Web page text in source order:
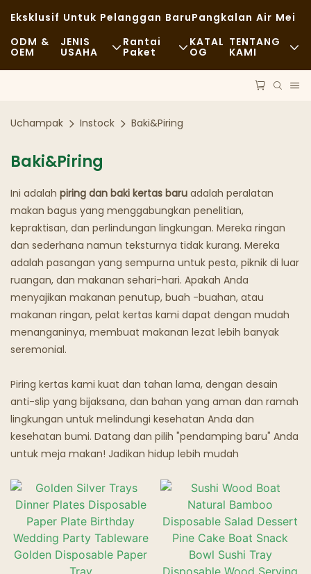
Eksklusif Untuk Pelanggan BaruPangkalan Air Mei
ODM &
OEM
JENIS
USAHA
Prasmanan
Truk Makanan
Toko Roti
Sendok Berminyak
Restoran Hantu
Rantai
Paket
KATAL
OG
TENTANG
KAMI
Blog
Uchampak Instock Baki&Piring
Baki&Piring
Ini adalah piring dan baki kertas baru adalah peralatan
makan bagus yang menggabungkan penelitian,
kepraktisan, dan perlindungan lingkungan. Mereka ringan
dan sederhana namun teksturnya tidak kurang. Mereka
adalah pasangan yang sempurna untuk pesta, piknik di luar
ruangan, dan makanan sehari-hari. Apakah Anda
menyajikan makanan penutup, buah -buahan, atau
makanan ringan, pelat kertas kami dapat dengan mudah
menanganinya, membuat makanan lezat lebih banyak
seremonial.
Piring kertas kami kuat dan tahan lama, dengan desain
anti-slip yang bijaksana, dan bahan yang aman dan ramah
lingkungan untuk melindungi kesehatan Anda dan
kesehatan bumi. Datang dan pilih "pendamping baru" Anda
untuk meja makan! Jadikan hidup lebih mudah